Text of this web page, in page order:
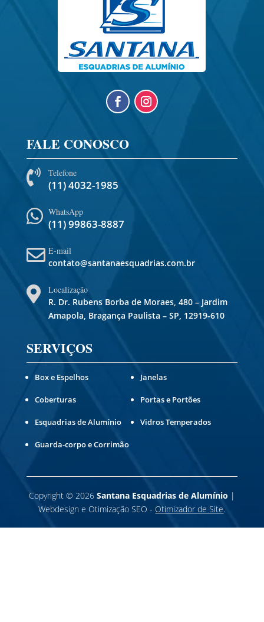
FALE CONOSCO
 Telefone
(11) 4032-1985
 WhatsApp
(11) 99863-8887
 E-mail
contato@santanaesquadrias.com.br

Localização
R. Dr. Rubens Borba de Moraes, 480 – Jardim
Amapola, Bragança Paulista – SP, 12919-610
SERVIÇOS
Box e Espelhos
Coberturas
Esquadrias de Alumínio
Guarda-corpo e Corrimão
Janelas
Portas e Portões
Vidros Temperados
Copyright © 2026 Santana Esquadrias de Alumínio |
Webdesign e Otimização SEO - Otimizador de Site.